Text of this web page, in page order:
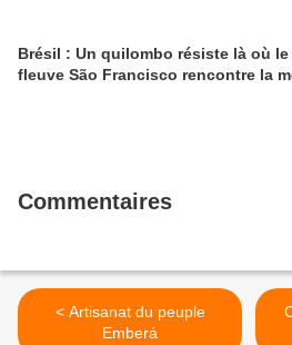
Brésil : Un quilombo résiste là où le
fleuve São Francisco rencontre la
Commentaires
< Artisanat du peuple
Emberá